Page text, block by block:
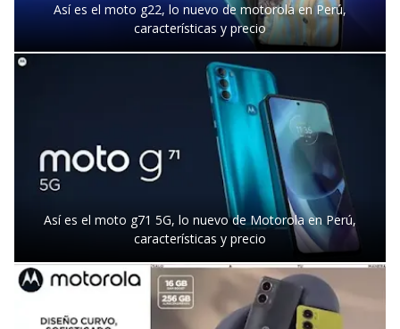
Así es el moto g22, lo nuevo de motorola en Perú,
características y precio
Así es el moto g71 5G, lo nuevo de Motorola en Perú,
características y precio